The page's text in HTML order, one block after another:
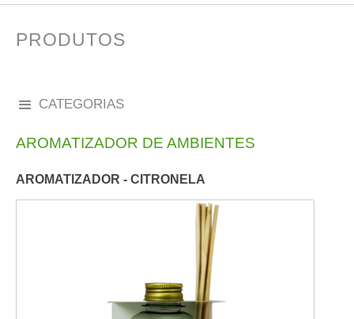
PRODUTOS
CATEGORIAS
AROMATIZADOR DE AMBIENTES
AROMATIZADOR - CITRONELA